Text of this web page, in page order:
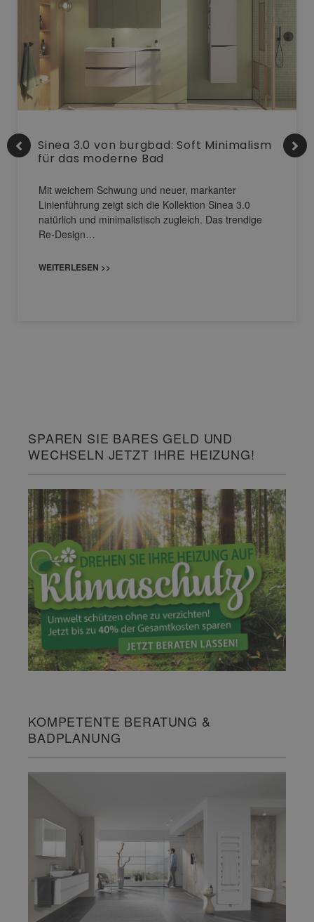
Sinea 3.0 von burgbad: Soft Minimalism
für das moderne Bad
Mit weichem Schwung und neuer, markanter
Linienführung zeigt sich die Kollektion Sinea 3.0
natürlich und minimalistisch zugleich. Das trendige
Re-Design…
WEITERLESEN >>
SPAREN SIE BARES GELD UND
WECHSELN JETZT IHRE HEIZUNG!
KOMPETENTE BERATUNG &
BADPLANUNG